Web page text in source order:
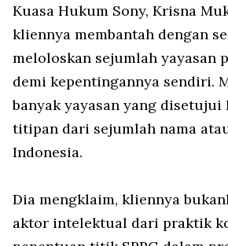
Kuasa Hukum Sony, Krisna
kliennya membantah dengan
meloloskan sejumlah yayasan
demi kepentingannya sendiri.
banyak yayasan yang disetujui
titipan dari sejumlah nama
Indonesia.
Dia mengklaim, kliennya
aktor intelektual dari praktik